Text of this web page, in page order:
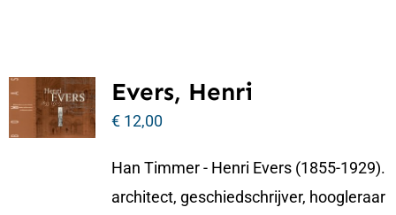
Evers, Henri
€12,00
Han Timmer - Henri Evers (1855-1929).
architect, geschiedschrijver, hoogleraar